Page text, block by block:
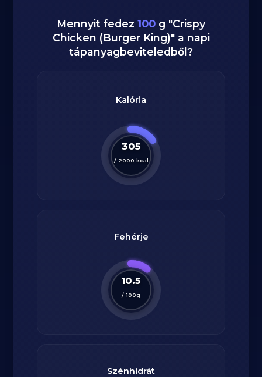
Mennyit fedez 100 g "Crispy
Chicken (Burger King)" a napi
tápanyagbeviteledből?
Kalória
305
/ 2000 kcal
Fehérje
10.5
/ 100g
Szénhidrát